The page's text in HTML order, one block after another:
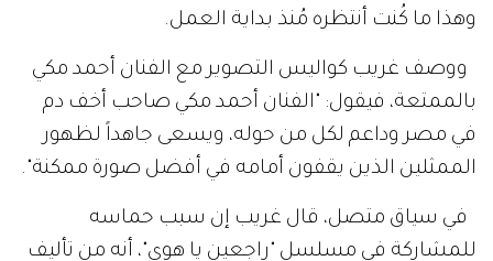
وهذا ما كُنت أنتظره مُنذ بداية العمل.
ووصف غريب كواليس التصوير مع الفنان أحمد مكي
بالممتعة، فيقول: "الفنان أحمد مكي صاحب أخف دم
في مصر وداعم لكل من حوله، ويسعى جاهداً لظهور
الممثلين الذين يقفون أمامه في أفضل صورة ممكنة".
في سياق متصل، قال غريب إن سبب حماسه
للمشاركة في مسلسل "راجعين يا هوى"، أنه من تأليف